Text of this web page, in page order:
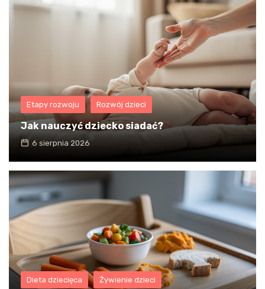
Etapy rozwoju Rozwój dzieci
Jak nauczyć dziecko siadać?
6 sierpnia 2026
Dieta dziecięca Żywienie dzieci